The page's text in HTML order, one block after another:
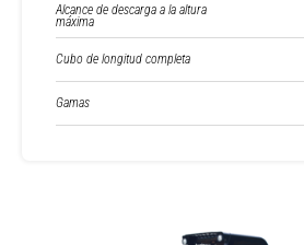
Alcance de descarga a la altura
máxima
Cubo de longitud completa
Gamas